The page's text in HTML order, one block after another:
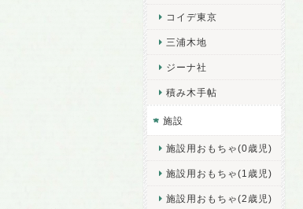
コイデ東京
三浦木地
ジーナ社
積み木手帖
施設
施設用おもちゃ(0歳児)
施設用おもちゃ(1歳児)
施設用おもちゃ(2歳児)